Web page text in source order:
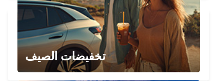
BRUSSELS ZAVENTEM AIRPORT IKC
*RY*
ZAVENTEM - BELGIUM
تخفيضات الصيف